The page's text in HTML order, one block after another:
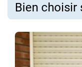
Bien choisir